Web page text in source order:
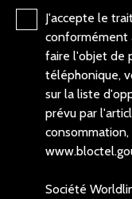
J'accepte le
conformément
faire l'objet de
téléphonique,
sur la liste
prévu par
Société